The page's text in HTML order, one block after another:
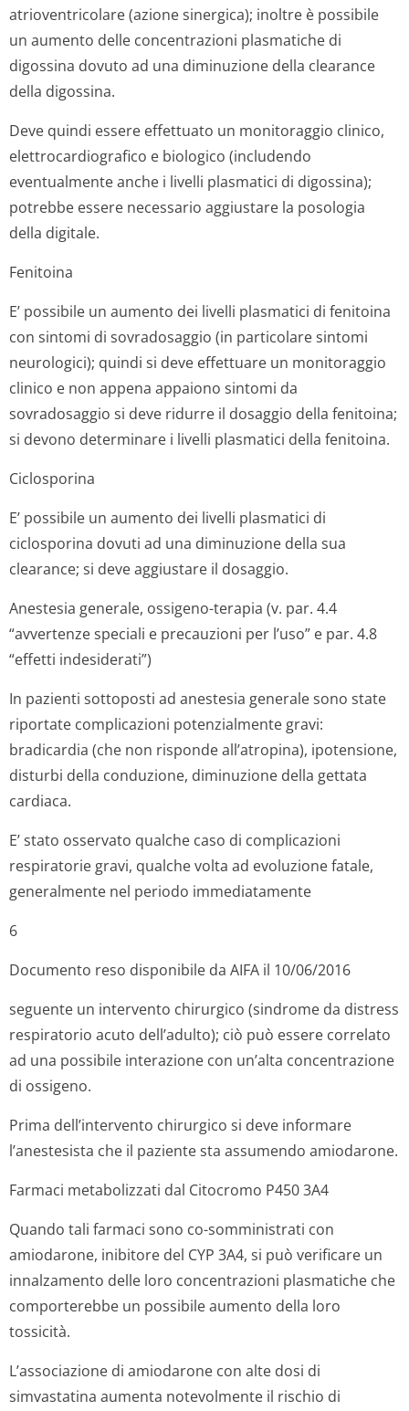
atrioventricolare (azione sinergica); inoltre è possibile
un aumento delle concentrazioni plasmatiche di
digossina dovuto ad una diminuzione della clearance
della digossina.
Deve quindi essere effettuato un monitoraggio clinico,
elettrocardio­grafico e biologico (includendo
eventualmente anche i livelli plasmatici di digossina);
potrebbe essere necessario aggiustare la posologia
della digitale.
Fenitoina
E’ possibile un aumento dei livelli plasmatici di fenitoina
con sintomi di sovradosaggio (in particolare sintomi
neurologici); quindi si deve effettuare un monitoraggio
clinico e non appena appaiono sintomi da
sovradosaggio si deve ridurre il dosaggio della fenitoina;
si devono determinare i livelli plasmatici della fenitoina.
Ciclosporina
E’ possibile un aumento dei livelli plasmatici di
ciclosporina dovuti ad una diminuzione della sua
clearance; si deve aggiustare il dosaggio.
Anestesia generale, ossigeno-terapia (v. par. 4.4
“avvertenze speciali e precauzioni per l’uso” e par. 4.8
“effetti indesiderati”)
In pazienti sottoposti ad anestesia generale sono state
riportate complicazioni potenzialmente gravi:
bradicardia (che non risponde all’atropina), ipotensione,
disturbi della conduzione, diminuzione della gettata
cardiaca.
E’ stato osservato qualche caso di complicazioni
respiratorie gravi, qualche volta ad evoluzione fatale,
generalmente nel periodo immediatamente
6
Documento reso disponibile da AIFA il 10/06/2016
seguente un intervento chirurgico (sindrome da distress
respiratorio acuto dell’adulto); ciò può essere correlato
ad una possibile interazione con un’alta concentrazione
di ossigeno.
Prima dell’intervento chirurgico si deve informare
l’anestesista che il paziente sta assumendo amiodarone.
Farmaci metabolizzati dal Citocromo P450 3A4
Quando tali farmaci sono co-somministrati con
amiodarone, inibitore del CYP 3A4, si può verificare un
innalzamento delle loro concentrazioni plasmatiche che
comporterebbe un possibile aumento della loro
tossicità.
L’associazione di amiodarone con alte dosi di
simvastatina aumenta notevolmente il rischio di